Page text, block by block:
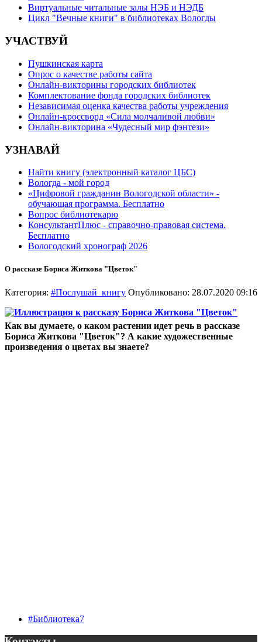
Виртуальные читальные залы НЭБ и НЭДБ
Цикл "Вечные книги" в библиотеках Вологды
УЧАСТВУЙ
Пушкинская карта
Опрос о качестве работы сайта
Онлайн-викторины городских библиотек
Комплектование фонда городских библиотек
Независимая оценка качества работы учреждения
Онлайн-кроссворд «Сила молчаливой любви»
Онлайн-викторина «Чудесный мир фэнтези»
УЗНАВАЙ
Найти книгу (электронный каталог ЦБС)
Вологда - мой город
«Цифровой гражданин Вологодской области» -
обучающая программа. Бесплатно
Вопрос библиотекарю
КонсультантПлюс - справочно-правовая система.
Бесплатно
Вологодский хронограф 2026
О рассказе Бориса Житкова "Цветок"
Категория: #Послушай_книгу Опубликовано: 28.07.2020 09:16
Как вы думаете, о каком растении идет речь в рассказе
Бориса Житкова "Цветок"? А какие художественные
произведения о цветах вы знаете?
#Библиотека7